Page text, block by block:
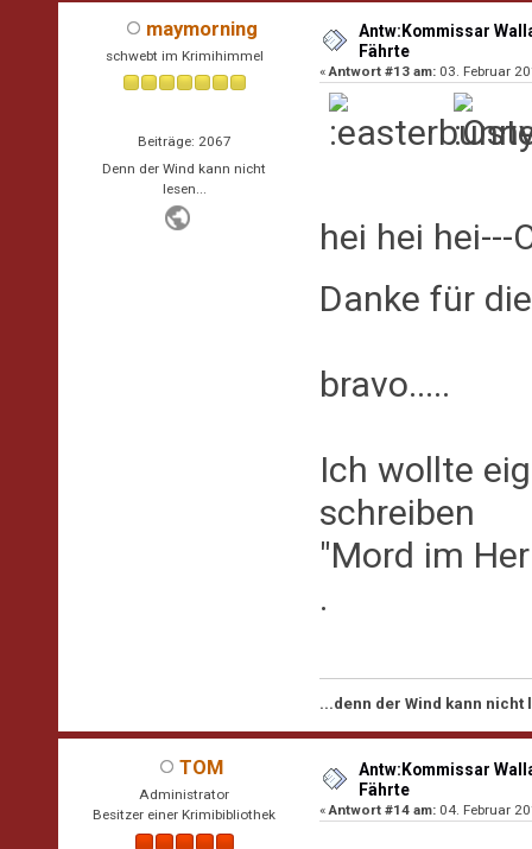
maymorning
schwebt im Krimihimmel
Beiträge: 2067
Denn der Wind kann nicht
lesen...
Antw:Kommissar
Fährte
«Antwort #13 am: 03. Februar
hei hei
Danke für
bravo.....
Ich wollte
schreiben
"Mord im
.
...denn der Wind kann nicht
TOM
Administrator
Besitzer einer Krimibibliothek
Antw:Kommissar
Fährte
«Antwort #14 am: 04. Februar